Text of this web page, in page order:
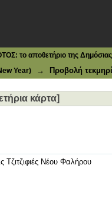
το αποθετήριο της Δημόσιας
Year) → Προβολή
κάρτα]
Τζιτζιφιές Νέου Φαλήρου